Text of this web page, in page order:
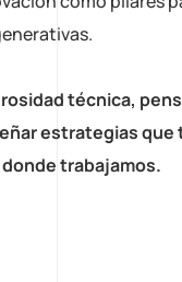
técnica,
estrategias que
trabajamos.